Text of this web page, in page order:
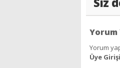
Yorum
Yorum
Üye